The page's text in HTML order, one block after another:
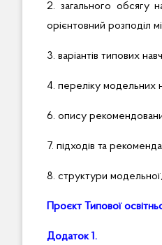
2. загального обсягу
орієнтовний розподіл
3. варіантів типових
4. переліку модельних
6. опису
7. підходів та
8. структури
Проєкт Типової
Додаток 1 .